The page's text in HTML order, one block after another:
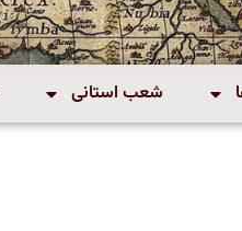
شعب استانی